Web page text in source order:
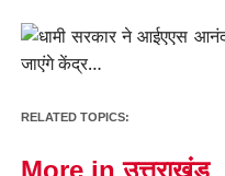
RELATED TOPICS:
More in उत्तराखंड